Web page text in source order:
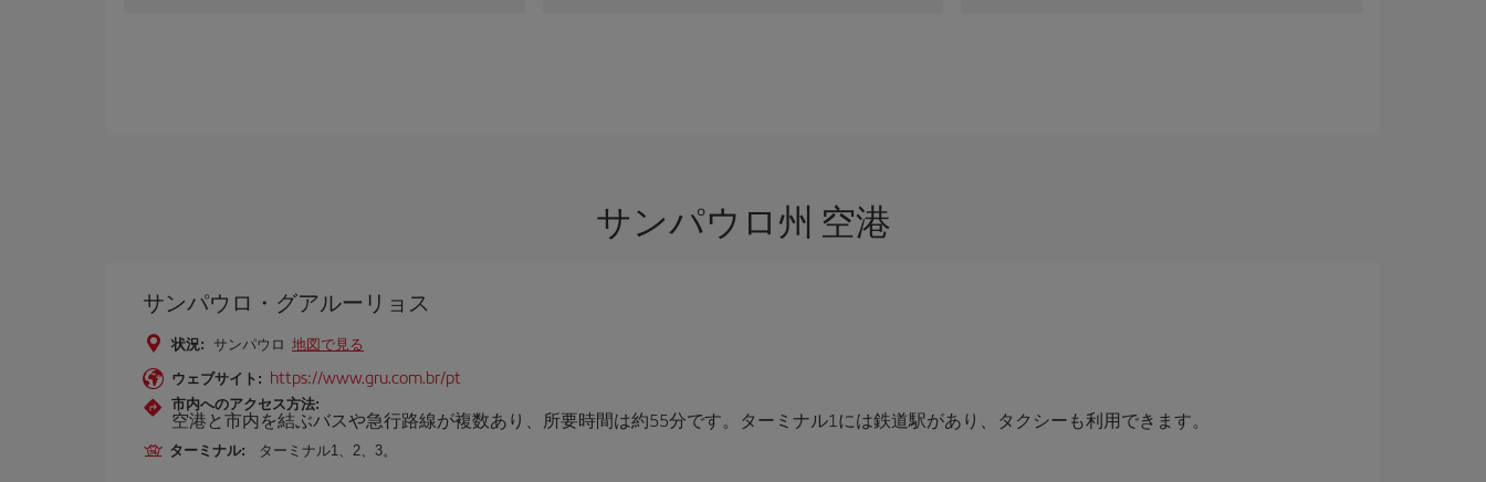
サンパウロ州 空港
サンパウロ・グアルーリョス
状況: サンパウロ 地図で見る
ウェブサイト: https://www.gru.com.br/pt
市内へのアクセス方法:
空港と市内を結ぶバスや急行路線が複数あり、所要時間は約55分です。ターミナル1には鉄道駅があり、タクシーも利用できます。
ターミナル: ターミナル1、2、3。